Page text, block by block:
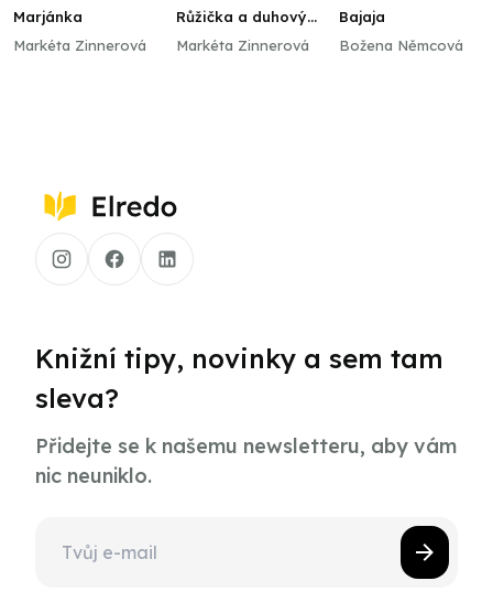
Marjánka
Markéta Zinnerová
Růžička a duhový
Markéta Zinnerová
Bajaja
Božena Němcová
Knižní tipy, novinky a sem tam
sleva?
Přidejte se k našemu newsletteru, aby vám
nic neuniklo.